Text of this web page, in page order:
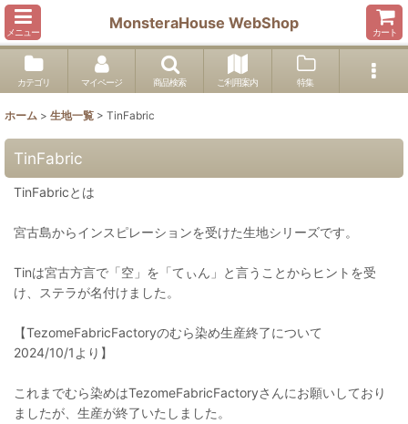
メニュー
MonsteraHouse WebShop
カート
カテゴリ マイページ 商品検索 ご利用案内 特集
ホーム > 生地一覧 > TinFabric
TinFabric
TinFabricとは
宮古島からインスピレーションを受けた生地シリーズです。
Tinは宮古方言で「空」を「てぃん」と言うことからヒントを受
け、ステラが名付けました。
【TezomeFabricFactoryのむら染め生産終了について
2024/10/1より】
これまでむら染めはTezomeFabricFactoryさんにお願いしており
ましたが、生産が終了いたしました。